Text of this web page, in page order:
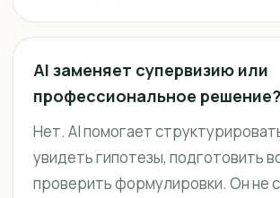
AI заменяет супервизию или
профессиональное решение?
Нет. AI помогает
увидеть гипотезы, подготовить
проверить формулировки. Он не